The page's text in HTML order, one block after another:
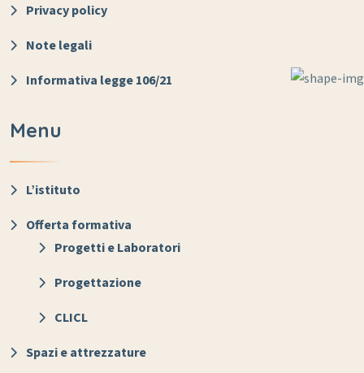
Privacy policy
Note legali
Informativa legge 106/21
Menu
L’istituto
Offerta formativa
Progetti e Laboratori
Progettazione
CLICL
Spazi e attrezzature